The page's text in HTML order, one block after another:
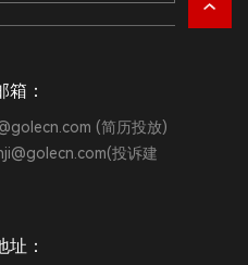
箱：
(简历投放)
投诉建
址：